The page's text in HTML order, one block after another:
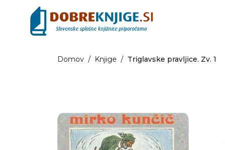
Domov / Knjige / Triglavske pravljice. Zv. 1